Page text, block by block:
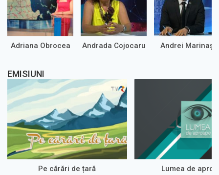
Adriana Obrocea Andrada Cojocaru Andrei Marinaș
EMISIUNI
Pe cărări de țară Lumea de